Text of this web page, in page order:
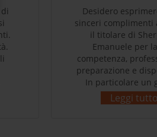
Desidero
sinceri complimenti
il titolare di
Emanuele per
competenza,
preparazione e
In particolare un
ringraziamento a
come ha saputo
Leggi tutto